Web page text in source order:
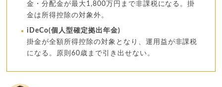
金・分配金が最大1,800万円まで非課税になる。掛
金は所得控除の対象外。
iDeCo(個人型確定拠出年金)
掛金が全額所得控除の対象となり、運用益が非課税
になる。原則60歳まで引き出せない。